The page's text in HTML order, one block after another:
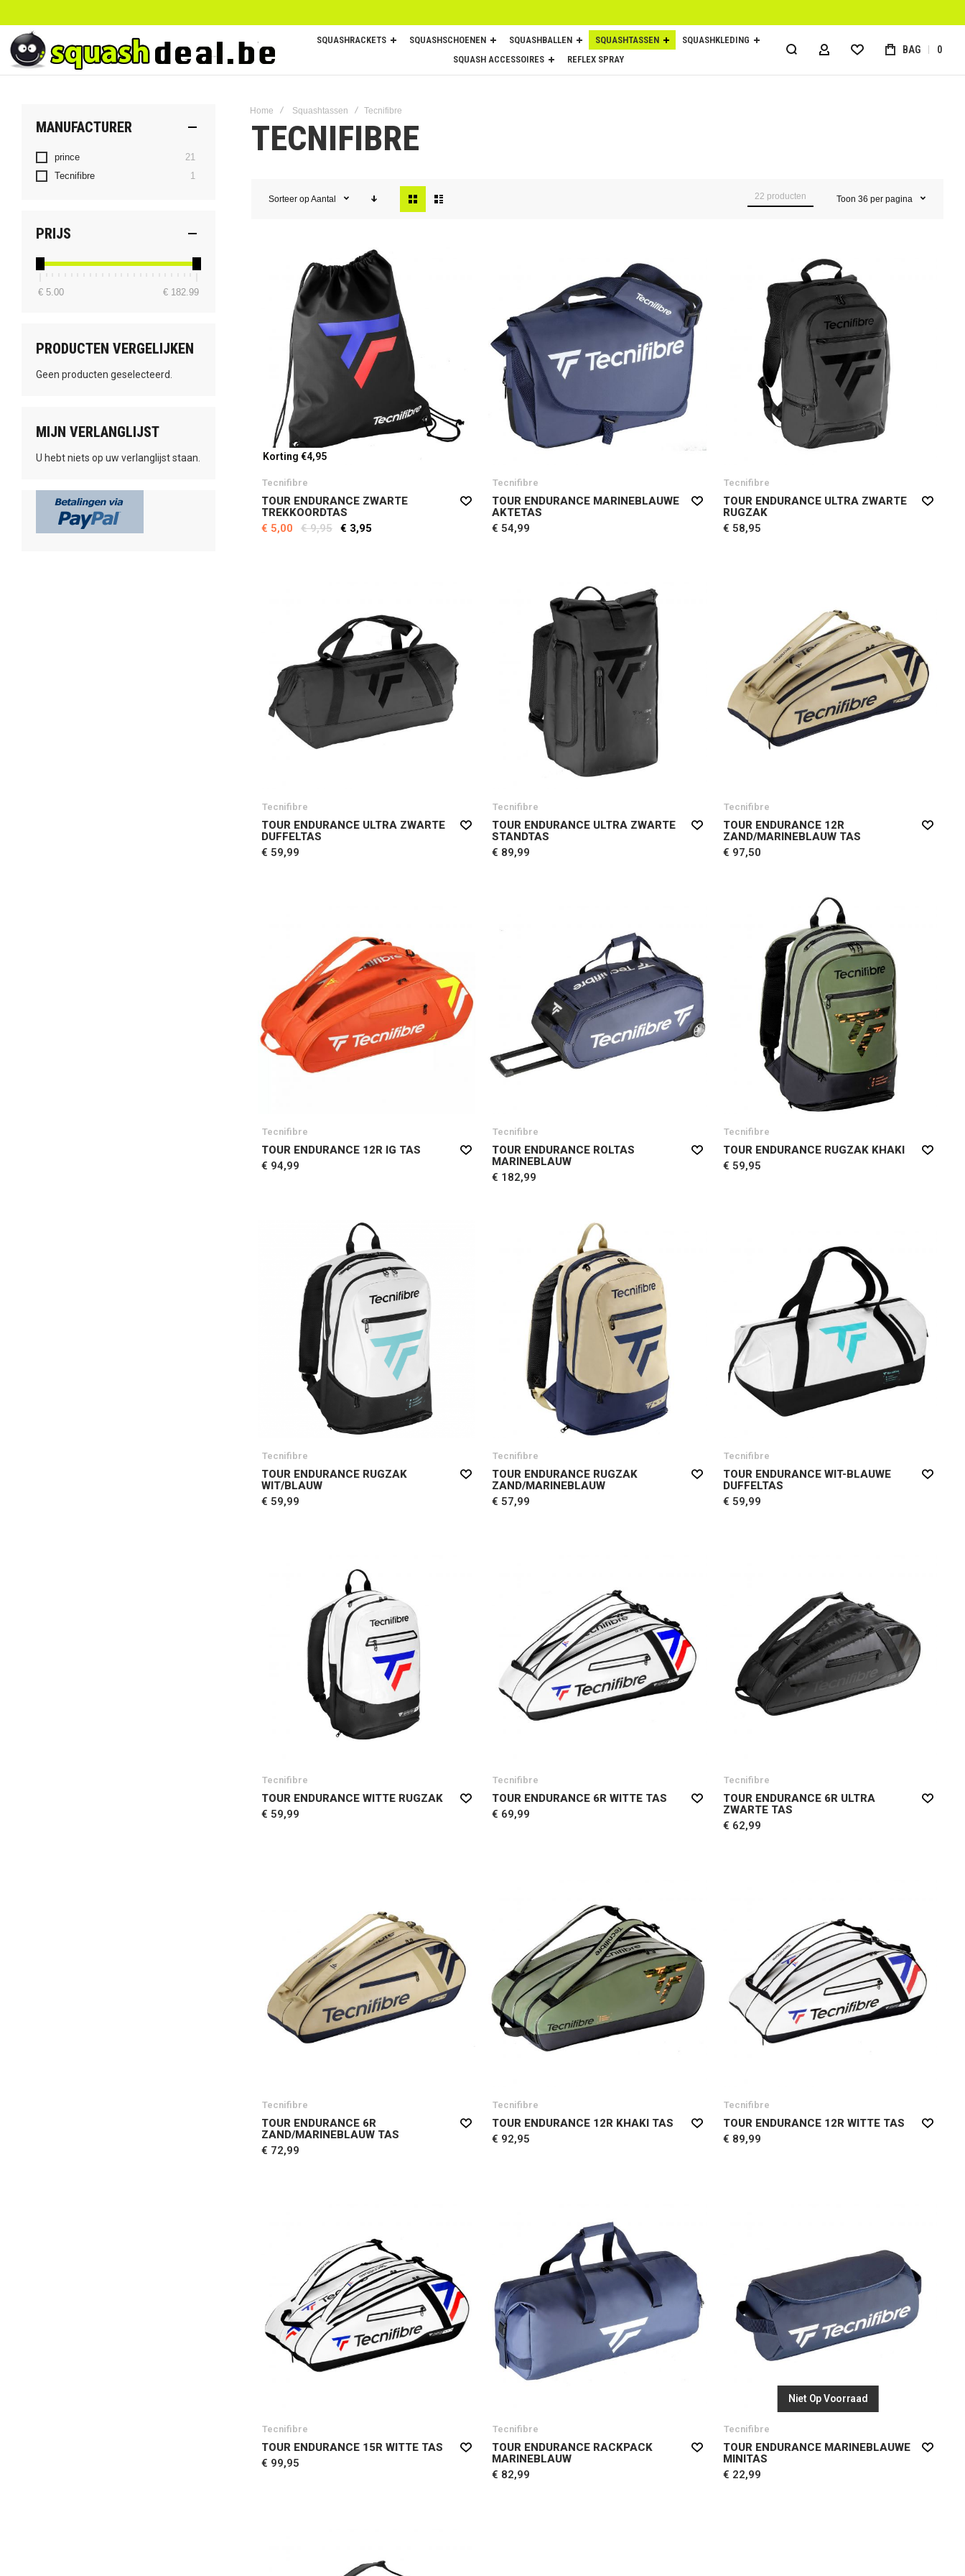
SQUASHRACKETS SQUASHSCHOENEN SQUASHBALLEN SQUASHTASSEN
SQUASHKLEDING
SQUASH ACCESSOIRES
REFLEX SPRAY ACCOUNT BAG 0
Home Squashtassen Tecnifibre
TECNIFIBRE
Sorteer opAantal
als
22 producten Toon 36 per pagina
Korting €4,95
Tecnifibre
TOUR ENDURANCE ZWARTE
TREKKOORDTAS
€ 5,00
€ 9,95 € 3,95
Tecnifibre
TOUR ENDURANCE MARINEBLAUWE
AKTETAS
€ 54,99
Tecnifibre
TOUR ENDURANCE ULTRA ZWARTE
RUGZAK
€ 58,95
Tecnifibre
TOUR ENDURANCE ULTRA ZWARTE
DUFFELTAS
€ 59,99
Tecnifibre
TOUR ENDURANCE ULTRA ZWARTE
STANDTAS
€ 89,99
Tecnifibre
TOUR ENDURANCE 12R
ZAND/MARINEBLAUW TAS
€ 97,50
Tecnifibre
TOUR ENDURANCE 12R IG TAS
€ 94,99
Tecnifibre
TOUR ENDURANCE ROLTAS
MARINEBLAUW
€ 182,99
Tecnifibre
TOUR ENDURANCE RUGZAK KHAKI
€ 59,95
Tecnifibre
TOUR ENDURANCE RUGZAK
WIT/BLAUW
€ 59,99
Tecnifibre
TOUR ENDURANCE RUGZAK
ZAND/MARINEBLAUW
€ 57,99
Tecnifibre
TOUR ENDURANCE WIT-BLAUWE
DUFFELTAS
€ 59,99
Tecnifibre
TOUR ENDURANCE WITTE RUGZAK
€ 59,99
Tecnifibre
TOUR ENDURANCE 6R WITTE TAS
€ 69,99
Tecnifibre
TOUR ENDURANCE 6R ULTRA
ZWARTE TAS
€ 62,99
Tecnifibre
TOUR ENDURANCE 6R
ZAND/MARINEBLAUW TAS
€ 72,99
Tecnifibre
TOUR ENDURANCE 12R KHAKI TAS
€ 92,95
Tecnifibre
TOUR ENDURANCE 12R WITTE TAS
€ 89,99
Tecnifibre
TOUR ENDURANCE 15R WITTE TAS
€ 99,95
Tecnifibre
TOUR ENDURANCE RACKPACK
MARINEBLAUW
€ 82,99
Niet Op Voorraad
Tecnifibre
TOUR ENDURANCE MARINEBLAUWE
MINITAS
€ 22,99
MANUFACTURER
prince 21
Tecnifibre
1
PRIJS
€ 5.00 € 182.99
PRODUCTEN VERGELIJKEN
Geen producten geselecteerd.
MIJN VERLANGLIJST
U hebt niets op uw verlanglijst staan.